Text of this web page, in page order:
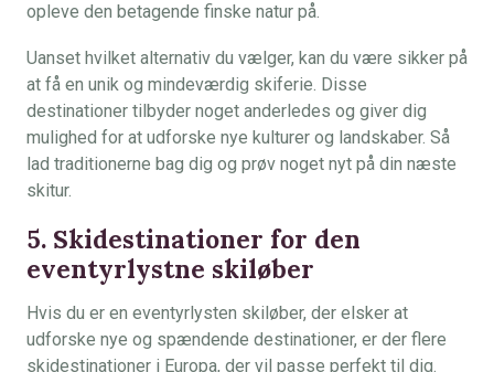
opleve den betagende finske natur på.
Uanset hvilket alternativ du vælger, kan du være sikker på
at få en unik og mindeværdig skiferie. Disse
destinationer tilbyder noget anderledes og giver dig
mulighed for at udforske nye kulturer og landskaber. Så
lad traditionerne bag dig og prøv noget nyt på din næste
skitur.
5. Skidestinationer for den
eventyrlystne skiløber
Hvis du er en eventyrlysten skiløber, der elsker at
udforske nye og spændende destinationer, er der flere
skidestinationer i Europa, der vil passe perfekt til dig.